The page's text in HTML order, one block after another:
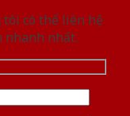
có thể liên hệ
nhanh nhất.